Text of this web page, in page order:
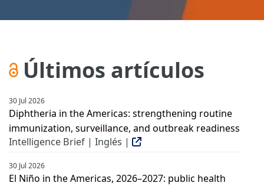
Últimos artículos
30 Jul 2026
Diphtheria in the Americas: strengthening routine
immunization, surveillance, and outbreak readiness
Intelligence Brief | Inglés |
30 Jul 2026
El Niño in the Americas, 2026–2027: public health